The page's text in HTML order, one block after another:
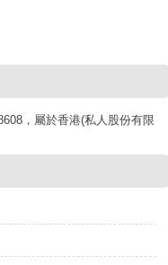
，屬於香港(私人股份有限